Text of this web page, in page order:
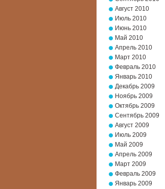
Август 2010
Июль 2010
Июнь 2010
Май 2010
Апрель 2010
Март 2010
Февраль 2010
Январь 2010
Декабрь 2009
Ноябрь 2009
Октябрь 2009
Сентябрь 2009
Август 2009
Июль 2009
Май 2009
Апрель 2009
Март 2009
Февраль 2009
Январь 2009